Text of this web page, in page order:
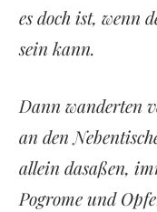
es doch ist, wenn
sein kann.
Dann wanderten
an den
allein dasaßen,
Pogrome und